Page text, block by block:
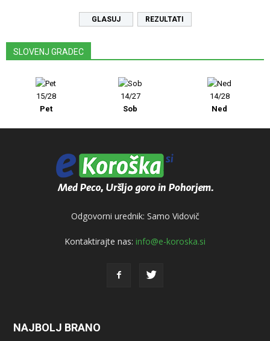
REZULTATI
SLOVENJ GRADEC
15/28
Pet
14/27
Sob
14/28
Ned
Odgovorni urednik: Samo Vidovič
Kontaktirajte nas: info@e-koroska.si
NAJBOLJ BRANO